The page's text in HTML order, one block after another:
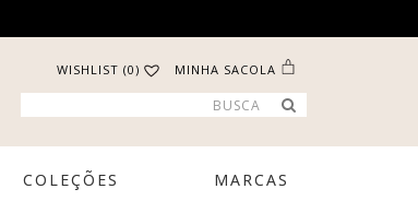
WISHLIST (0) MINHA SACOLA
COLEÇÕES MARCAS